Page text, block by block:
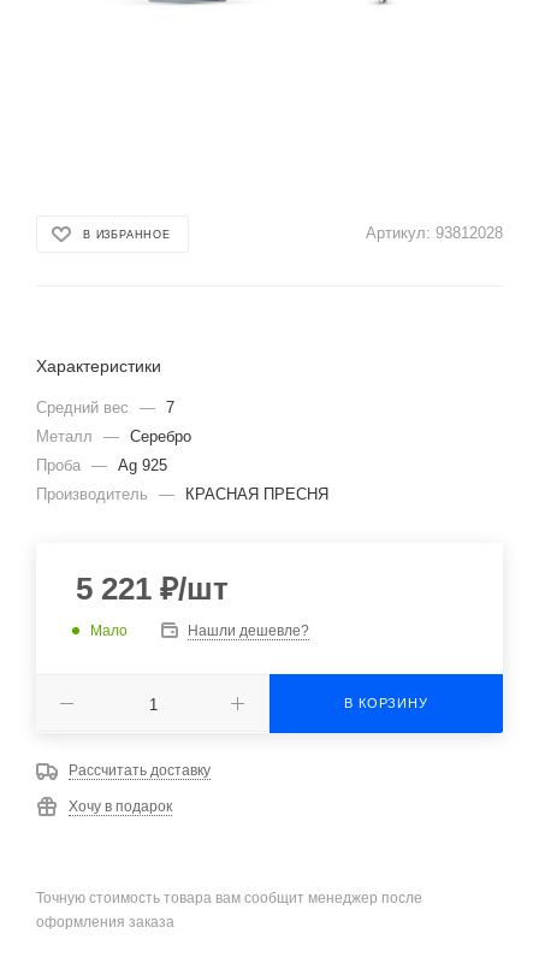
В ИЗБРАННОЕ Артикул: 93812028
Характеристики
Средний вес — 7
Металл
— Серебро
Проба — Ag 925
Производитель
— КРАСНАЯ ПРЕСНЯ
5 221 ₽/шт
Мало Нашли дешевле?
В КОРЗИНУ
Рассчитать доставку
Хочу в подарок
Точную стоимость товара вам сообщит менеджер после
оформления заказа